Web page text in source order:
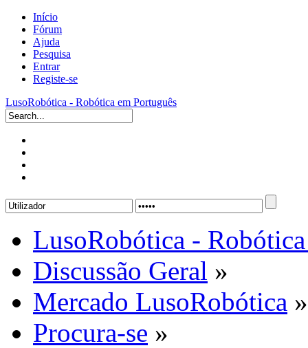
Início
Fórum
Ajuda
Pesquisa
Entrar
Registe-se
LusoRobótica - Robótica em Português
LusoRobótica -
Discussão Geral »
Mercado LusoRobótica »
Procura-se »